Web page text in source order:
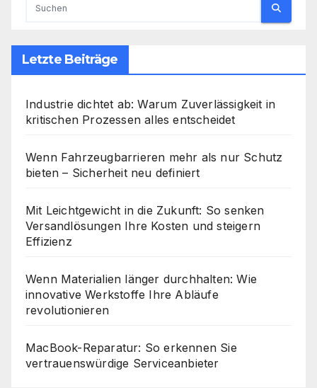
Letzte Beiträge
Industrie dichtet ab: Warum Zuverlässigkeit in
kritischen Prozessen alles entscheidet
Wenn Fahrzeugbarrieren mehr als nur Schutz
bieten – Sicherheit neu definiert
Mit Leichtgewicht in die Zukunft: So senken
Versandlösungen Ihre Kosten und steigern
Effizienz
Wenn Materialien länger durchhalten: Wie
innovative Werkstoffe Ihre Abläufe
revolutionieren
MacBook-Reparatur: So erkennen Sie
vertrauenswürdige Serviceanbieter